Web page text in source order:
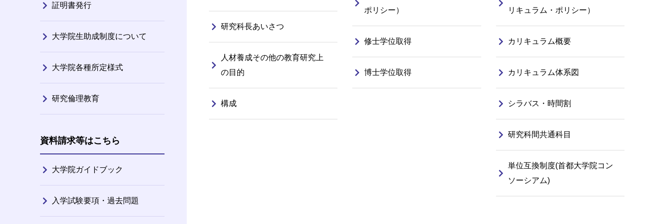
研究科長あいさつ
人材養成その他の教育研究上
の目的
構成
ポリシー）
修士学位取得
博士学位取得
リキュラム・ポリシー）
カリキュラム概要
カリキュラム体系図
シラバス・時間割
研究科間共通科目
単位互換制度(首都大学院コン
ソーシアム)
証明書発行
大学院生助成制度について
大学院各種所定様式
研究倫理教育
資料請求等はこちら
大学院ガイドブック
入学試験要項・過去問題